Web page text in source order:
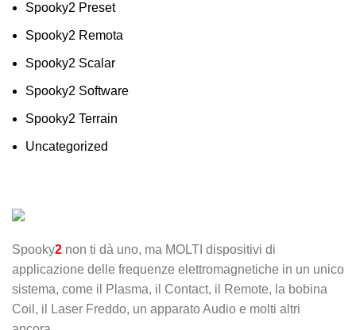
Spooky2 Preset
Spooky2 Remota
Spooky2 Scalar
Spooky2 Software
Spooky2 Terrain
Uncategorized
Spooky2 non ti dà uno, ma MOLTI dispositivi di
applicazione delle frequenze elettromagnetiche in un unico
sistema, come il Plasma, il Contact, il Remote, la bobina
Coil, il Laser Freddo, un apparato Audio e molti altri